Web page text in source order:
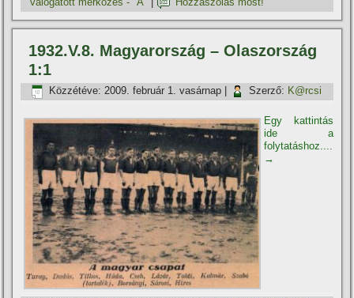
1932.V.8. Magyarország – Olaszország
1:1
Közzétéve: 2009. február 1. vasárnap Szerző: K@rcsi
Egy kattintás
ide a
folytatáshoz....
→